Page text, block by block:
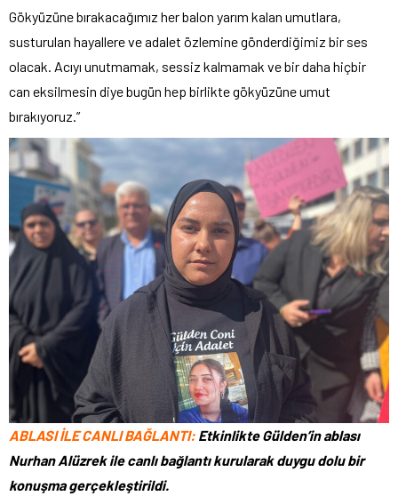
Gökyüzüne bırakacağımız her balon yarım kalan umutlara,
susturulan hayallere ve adalet özlemine gönderdiğimiz bir ses
olacak. Acıyı unutmamak, sessiz kalmamak ve bir daha hiçbir
can eksilmesin diye bugün hep birlikte gökyüzüne umut
bırakıyoruz.”
ABLASI İLE CANLI BAĞLANTI: Etkinlikte Gülden’in ablası
Nurhan Alüzrek ile canlı bağlantı kurularak duygu dolu bir
konuşma gerçekleştirildi.